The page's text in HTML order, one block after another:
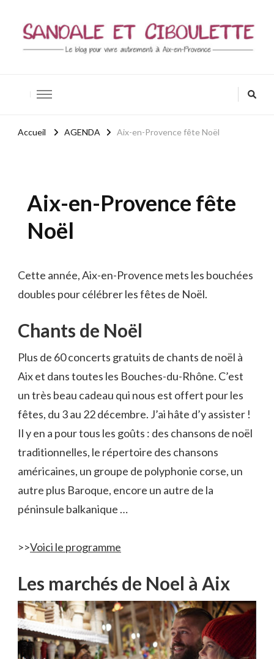
Accueil AGENDA Aix-en-Provence fête Noël
Aix-en-Provence fête
Noël
Cette année, Aix-en-Provence mets les bouchées
doubles pour célébrer les fêtes de Noël.
Chants de Noël
Plus de 60 concerts gratuits de chants de noël à
Aix et dans toutes les Bouches-du-Rhône. C’est
un très beau cadeau qui nous est offert pour les
fêtes, du 3 au 22 décembre. J’ai hâte d’y assister !
Il y en a pour tous les goûts : des chansons de noël
traditionnelles, le répertoire des chansons
américaines, un groupe de polyphonie corse, un
autre plus Baroque, encore un autre de la
péninsule balkanique …
>>Voici le programme
Les marchés de Noel à Aix